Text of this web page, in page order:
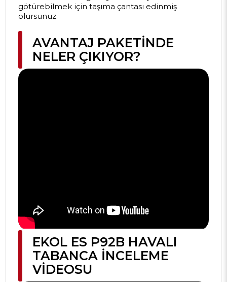
götürebilmek için taşıma çantası edinmiş
olursunuz.
AVANTAJ PAKETINDE
NELER ÇIKIYOR?
EKOL ES P92B HAVALI
TABANCA İNCELEME
VIDEOSU